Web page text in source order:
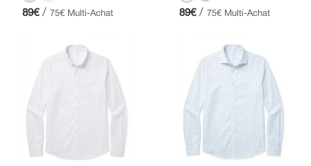
89€ / 75€ Multi-Achat 89€ / 75€ Multi-Achat